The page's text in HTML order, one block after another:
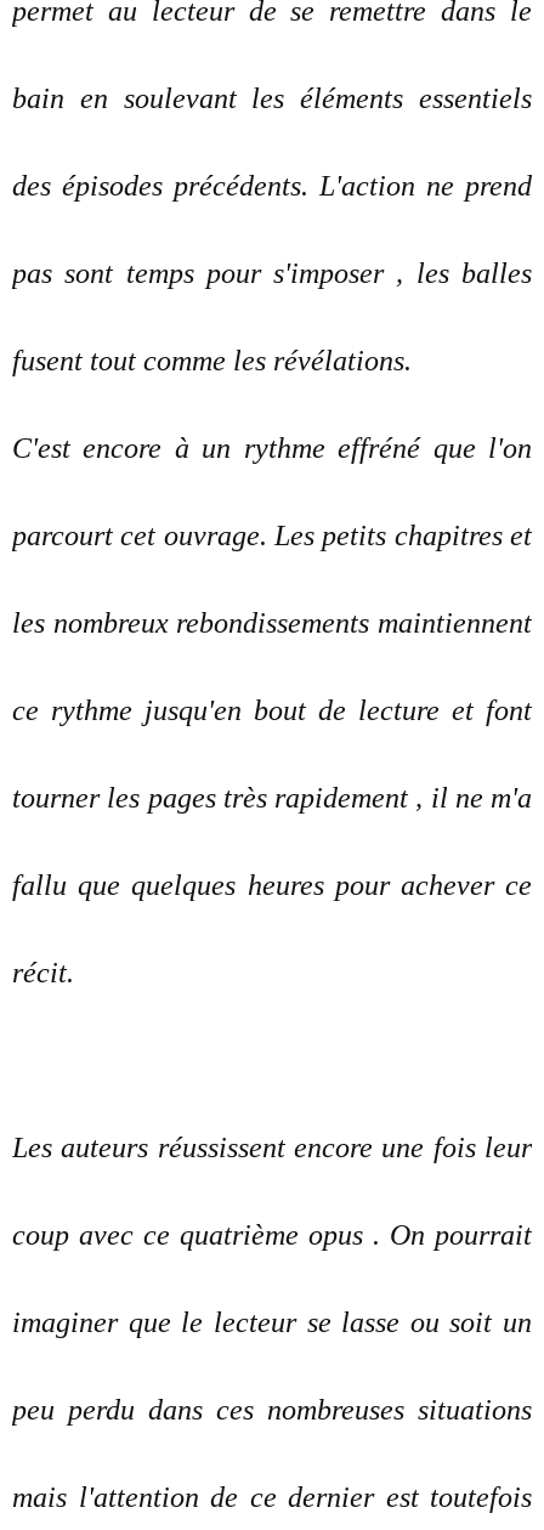
permet au lecteur de se remettre dans le
bain en soulevant les éléments essentiels
des épisodes précédents. L'action ne prend
pas sont temps pour s'imposer , les balles
fusent tout comme les révélations.
C'est encore à un rythme effréné que l'on
parcourt cet ouvrage. Les petits chapitres et
les nombreux rebondissements maintiennent
ce rythme jusqu'en bout de lecture et font
tourner les pages très rapidement , il ne m'a
fallu que quelques heures pour achever ce
récit.
Les auteurs réussissent encore une fois leur
coup avec ce quatrième opus . On pourrait
imaginer que le lecteur se lasse ou soit un
peu perdu dans ces nombreuses situations
mais l'attention de ce dernier est toutefois